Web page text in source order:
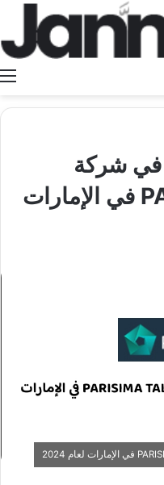
شركة
PARISIMA TALENT في الإمارات